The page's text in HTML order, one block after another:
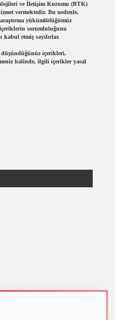
ve İletişim Kurumu (BTK)
vermektedir. Bu nedenle,
yükümlülüğümüz
sorumluluğunu
kabul etmiş sayılırlar.
düşündüğünüz içerikleri,
halinde, ilgili içerikler yasal